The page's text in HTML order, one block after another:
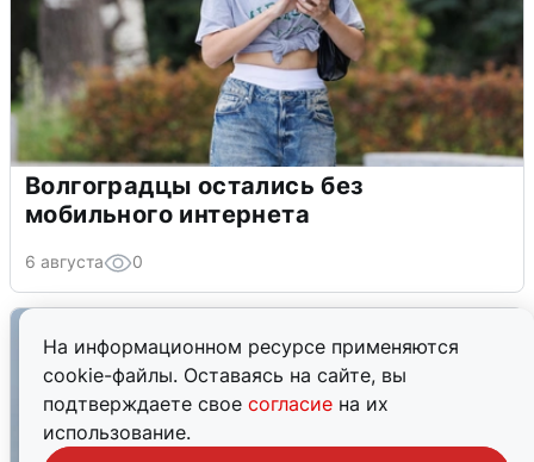
На информационном ресурсе применяются
cookie-файлы. Оставаясь на сайте, вы
подтверждаете свое согласие на их
использование.
Волгоградцы остались без
мобильного интернета
6 августа 0